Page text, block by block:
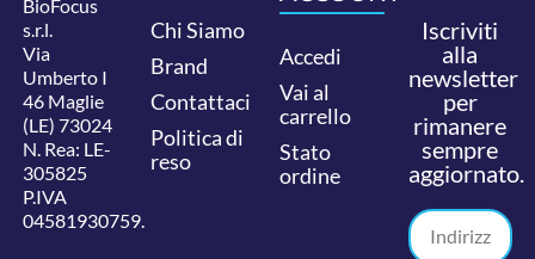
BioFocus
s.r.l.
Via
Umberto I
46 Maglie
(LE) 73024
N. Rea: LE-
305825
P.IVA
04581930759.
Chi Siamo
Brand
Contattaci
Politica di
reso
Accedi
Vai al
carrello
Stato
ordine
Iscriviti
alla
newsletter
per
rimanere
sempre
aggiornato.